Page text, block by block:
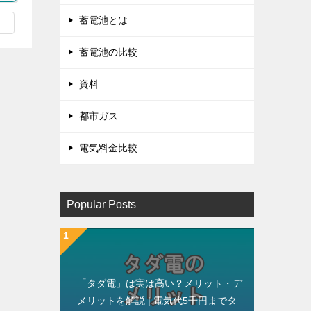
蓄電池とは
蓄電池の比較
資料
都市ガス
電気料金比較
Popular Posts
「タダ電」は実は高い？メリット・デ
メリットを解説 | 電気代5千円までタ